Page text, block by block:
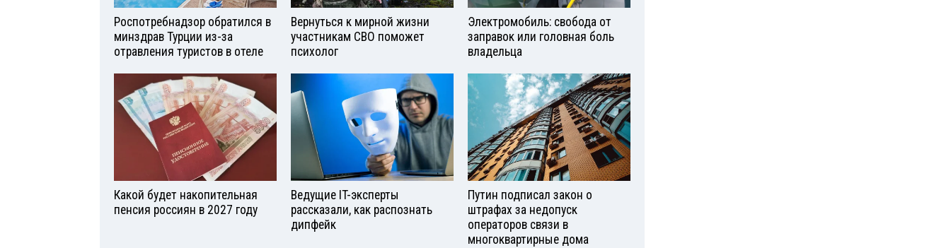
Роспотребнадзор обратился в
минздрав Турции из-за
отравления туристов в отеле
Вернуться к мирной жизни
участникам СВО поможет
психолог
Электромобиль: свобода от
заправок или головная боль
владельца
Какой будет накопительная
пенсия россиян в 2027 году
Ведущие IT-эксперты
рассказали, как распознать
дипфейк
Путин подписал закон о
штрафах за недопуск
операторов связи в
многоквартирные дома